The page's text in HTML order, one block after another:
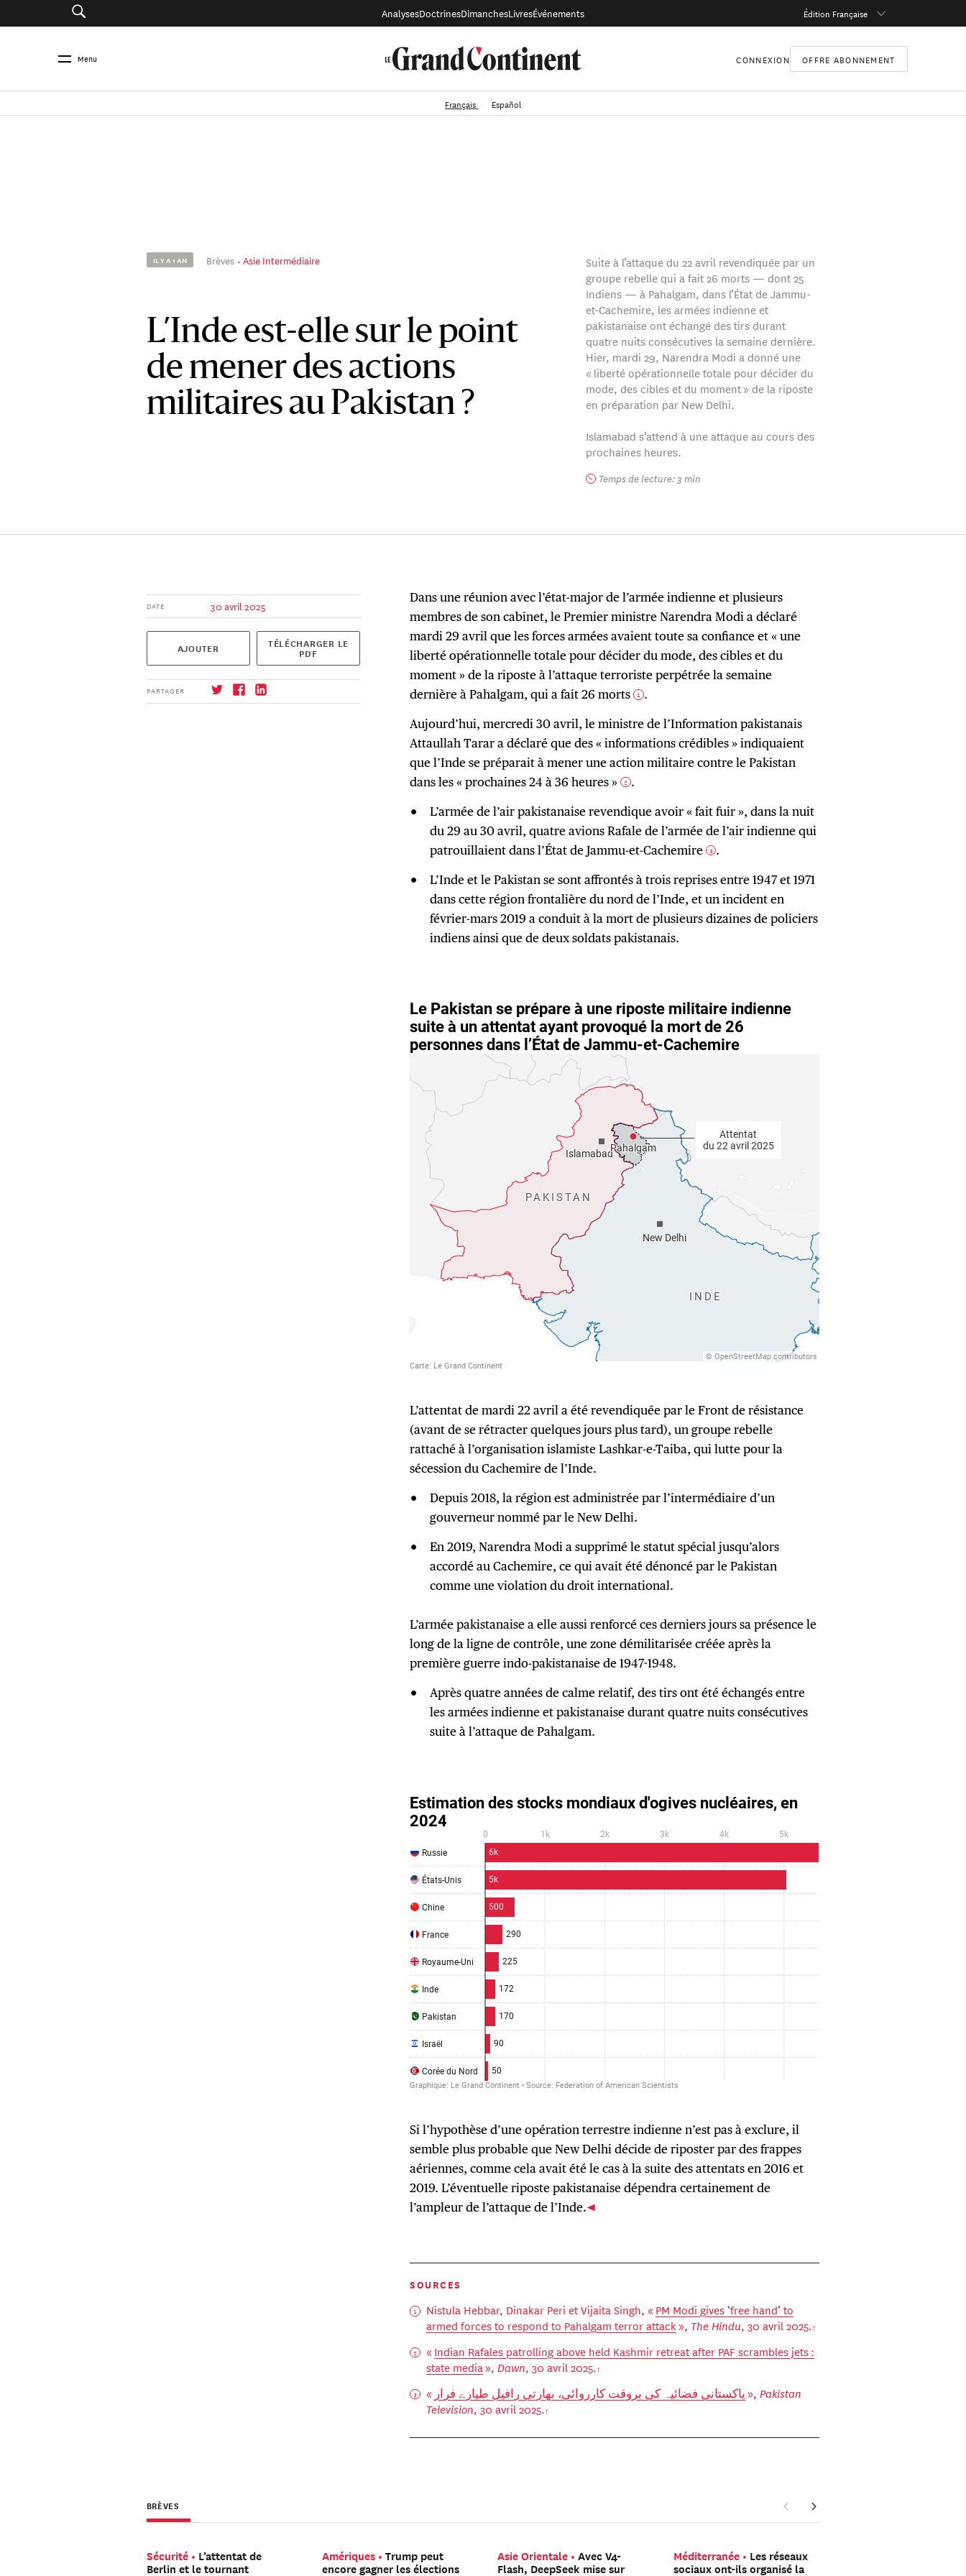
AnalysesDoctrinesDimanchesLivresÉvénements Édition Française
Menu CONNEXION OFFRE ABONNEMENT
Français Español
IL Y A 1 AN Brèves Asie Intermédiaire
L’Inde est-elle sur le point
de mener des actions
militaires au Pakistan ?
Suite à l’attaque du 22 avril revendiquée par un
groupe rebelle qui a fait 26 morts — dont 25
Indiens — à Pahalgam, dans l’État de Jammu-
et-Cachemire, les armées indienne et
pakistanaise ont échangé des tirs durant
quatre nuits consécutives la semaine dernière.
Hier, mardi 29, Narendra Modi a donné une
« liberté opérationnelle totale pour décider du
mode, des cibles et du moment » de la riposte
en préparation par New Delhi.
Islamabad s’attend à une attaque au cours des
prochaines heures.
Temps de lecture: 3 min
DATE 30 avril 2025
AJOUTER TÉLÉCHARGER LE
PDF
PARTAGER
Dans une réunion avec l’état-major de l’armée indienne et plusieurs
membres de son cabinet, le Premier ministre Narendra Modi a déclaré
mardi 29 avril que les forces armées avaient toute sa confiance et « une
liberté opérationnelle totale pour décider du mode, des cibles et du
moment » de la riposte à l’attaque terroriste perpétrée la semaine
dernière à Pahalgam, qui a fait 26 morts 1 .
Aujourd’hui, mercredi 30 avril, le ministre de l’Information pakistanais
Attaullah Tarar a déclaré que des « informations crédibles » indiquaient
que l’Inde se préparait à mener une action militaire contre le Pakistan
dans les « prochaines 24 à 36 heures » 2 .
L’armée de l’air pakistanaise revendique avoir « fait fuir », dans la nuit
du 29 au 30 avril, quatre avions Rafale de l’armée de l’air indienne qui
patrouillaient dans l’État de Jammu-et-Cachemire 3 .
L’Inde et le Pakistan se sont affrontés à trois reprises entre 1947 et 1971
dans cette région frontalière du nord de l’Inde, et un incident en
février-mars 2019 a conduit à la mort de plusieurs dizaines de policiers
indiens ainsi que de deux soldats pakistanais.
L’attentat de mardi 22 avril a été revendiquée par le Front de résistance
(avant de se rétracter quelques jours plus tard), un groupe rebelle
rattaché à l’organisation islamiste Lashkar-e-Taiba, qui lutte pour la
sécession du Cachemire de l’Inde.
Depuis 2018, la région est administrée par l’intermédiaire d’un
gouverneur nommé par le New Delhi.
En 2019, Narendra Modi a supprimé le statut spécial jusqu’alors
accordé au Cachemire, ce qui avait été dénoncé par le Pakistan
comme une violation du droit international.
L’armée pakistanaise a elle aussi renforcé ces derniers jours sa présence le
long de la ligne de contrôle, une zone démilitarisée créée après la
première guerre indo-pakistanaise de 1947-1948.
Après quatre années de calme relatif, des tirs ont été échangés entre
les armées indienne et pakistanaise durant quatre nuits consécutives
suite à l’attaque de Pahalgam.
Si l’hypothèse d’une opération terrestre indienne n’est pas à exclure, il
semble plus probable que New Delhi décide de riposter par des frappes
aériennes, comme cela avait été le cas à la suite des attentats en 2016 et
2019. L’éventuelle riposte pakistanaise dépendra certainement de
l’ampleur de l’attaque de l’Inde.
SOURCES
Nistula Hebbar, Dinakar Peri et Vijaita Singh, «PM Modi gives ‘free hand’ to
armed forces to respond to Pahalgam terror attack», The Hindu, 30 avril 2025.
«Indian Rafales patrolling above held Kashmir retreat after PAF scrambles jets :
state media»,Dawn, 30 avril 2025.
« پاکستانی فضائیہ کی بروقت کارروائی، بھارتی رافیل طیارے فرار»,Pakistan
Television, 30 avril 2025.
BRÈVES
Sécurité
L’attentat de
Berlin et le tournant
Amériques
Trump peut
encore gagner les élections
Asie Orientale
Avec V4-
Flash, DeepSeek mise sur
Méditerranée
Les réseaux
sociaux ont-ils organisé la